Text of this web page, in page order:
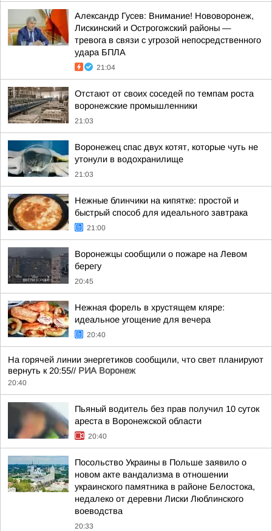
Александр Гусев: Внимание! Нововоронеж,
Лискинский и Острогожский районы —
тревога в связи с угрозой непосредственного
удара БПЛА
21:04
Отстают от своих соседей по темпам роста
воронежские промышленники
21:03
Воронежец спас двух котят, которые чуть не
утонули в водохранилище
21:03
Нежные блинчики на кипятке: простой и
быстрый способ для идеального завтрака
21:00
Воронежцы сообщили о пожаре на Левом
берегу
20:45
Нежная форель в хрустящем кляре:
идеальное угощение для вечера
20:40
На горячей линии энергетиков сообщили, что свет планируют
вернуть к 20:55// РИА Воронеж
20:40
Пьяный водитель без прав получил 10 суток
ареста в Воронежской области
20:40
Посольство Украины в Польше заявило о
новом акте вандализма в отношении
украинского памятника в районе Белостока,
недалеко от деревни Лиски Люблинского
воеводства
20:33